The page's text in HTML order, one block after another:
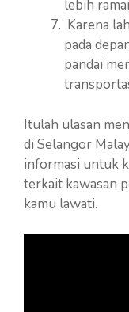
lebih
Karena
pada
pandai
Itulah ulasan
di Selangor
informasi untuk
terkait kawasan
kamu lawati.